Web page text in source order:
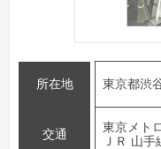
所在地 東京都渋
交通
東京メト
ＪＲ 山